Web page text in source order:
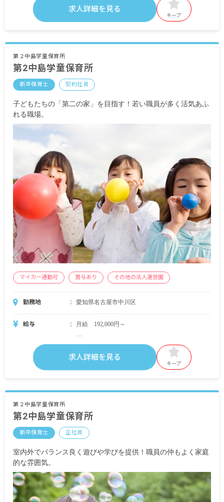
基本給 四大：183,000円、専門・短期：158,000円
地域手当 24,870円～
昇給有 年1回
求人詳細を見る
キープ
第２中島学童保育所
第2中島学童保育所
新卒保育士 契約社員
子どもたちの「第二の家」を目指す！若い職員が多く活気あふ
れる職場。
マイカー通勤可 賞与あり その他の法人運営園
勤務地 愛知県名古屋市中川区
給与 月給 192,000円～
・月給内訳
基本給 192,000円～
住居手当 5,000円
残業手当
扶養手当
賞与有 年2回
※試用期間有 3カ月（月給変動なし）
求人詳細を見る
キープ
第２中島学童保育所
第2中島学童保育所
新卒保育士 正社員
室内外でバランス良く遊びや学びを提供！職員の仲もよく家庭
的な雰囲気。